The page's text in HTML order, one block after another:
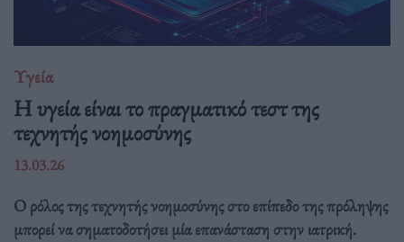
Υγεία
H υγεία είναι το πραγματικό τεστ της
τεχνητής νοημοσύνης
13.03.26
Ο ρόλος της τεχνητής νοημοσύνης στο επίπεδο της πρόληψης
μπορεί να σηματοδοτήσει μία επανάσταση στην ιατρική.